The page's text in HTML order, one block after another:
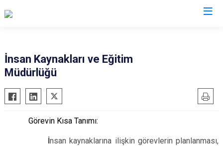
İnsan Kaynakları ve Eğitim
Müdürlüğü
Görevin Kısa Tanımı:
İnsan kaynaklarına ilişkin görevlerin planlanması,